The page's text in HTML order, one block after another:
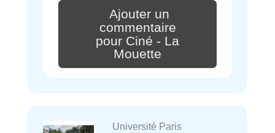
Ajouter un
commentaire
pour Ciné - La
Mouette
Université Paris